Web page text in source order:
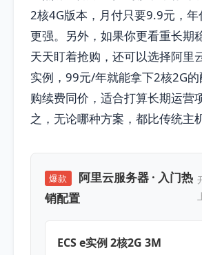
2核4G版本，月付只要9.9元，
更强。另外，如果你更看重长期
天天盯着抢购，还可以选择阿里
实例，99元/年就能拿下2核2G
购续费同价，适合打算长期运营
之，无论哪种方案，都比传统主
爆款
阿里云服务器 · 入门热
销配置
ECS e实例 2核2G 3M